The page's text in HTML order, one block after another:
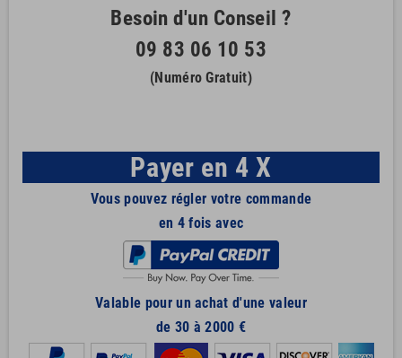
Besoin d'un Conseil ?
09 83 06 10 53
(Numéro Gratuit)
Payer en 4 X
Vous pouvez régler votre commande
en 4 fois avec
Valable pour un achat d'une valeur
de 30 à 2000 €